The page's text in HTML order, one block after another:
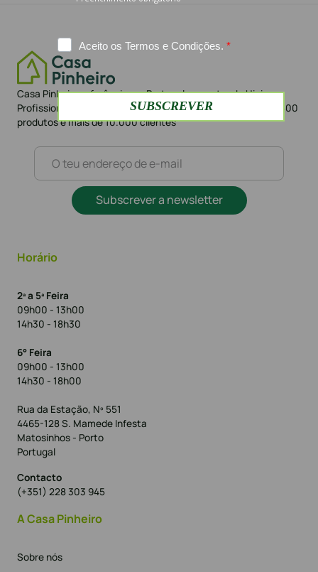
Casa Pinheiro referência em Portugal no sector da Higiene
Profissional há mais de 42 anos. Loja Online com mais de 1.500
produtos e mais de 10.000 clientes
Subscrever a newsletter
Horário
2ª a 5ª Feira
09h00 - 13h00
14h30 - 18h30
6° Feira
09h00 - 13h00
14h30 - 18h00
Rua da Estação, Nº 551
4465-128 S. Mamede Infesta
Matosinhos - Porto
Portugal
Contacto
(+351) 228 303 945
A Casa Pinheiro
Sobre nós